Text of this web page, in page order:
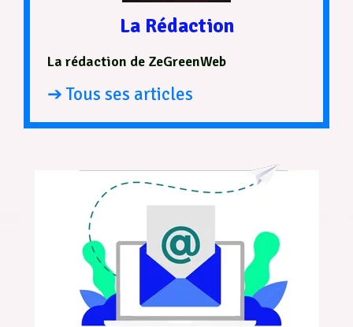
La Rédaction
La rédaction de ZeGreenWeb
➔ Tous ses articles